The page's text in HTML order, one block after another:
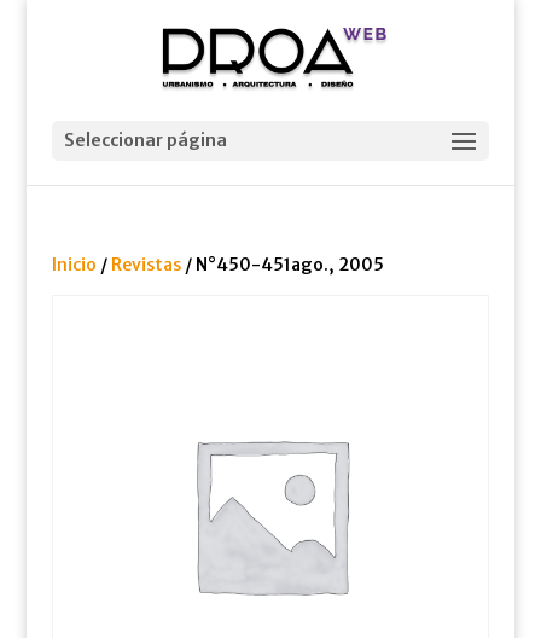
Seleccionar página
Inicio / Revistas/ N°450-451ago., 2005